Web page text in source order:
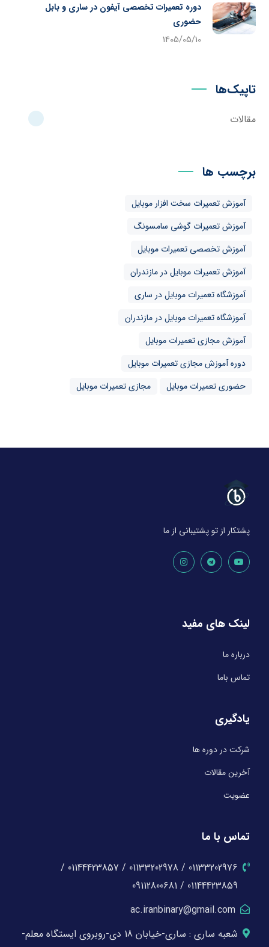
دوره تعمیرات تخصصی آیفون در ساری و بابل
حضوری
1405/05/10
تاپیک‌ها
مقالات
برچسب ها
آموزش تعمیرات سخت افزار موبایل
آموزش تعمیرات گوشی سامسونگ
آموزش تخصصی تعمیرات موبایل
آموزش تعمیرات موبایل در مازندران
آموزشگاه تعمیرات موبایل در ساری
آموزشگاه تعمیرات موبایل در مازندران
آموزش مجازی تعمیرات موبایل
دوره آموزش مجازی تعمیرات موبایل
حضوری تعمیرات موبایل
مجازی تعمیرات موبایل
پشتکار از تو پشتیبانی از ما
لینک های مفید
درباره ما
تماس باما
یادگیری
شرکت در دوره ها
آخرین مقالات
عضویت
تماس با ما
01133202976 / 01133202978 / 01144423857 /
01144423859 / 09112800681
ac.iranbinary@gmail.com
شعبه ساری : ساری-خیابان 18 دی-روبروی ایستگاه معلم-